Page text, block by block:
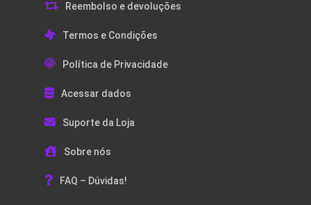
Reembolso e devoluções
Termos e Condições
Política de Privacidade
Acessar dados
Suporte da Loja
Sobre nós
FAQ – Dúvidas!